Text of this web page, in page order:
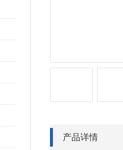
产品详情